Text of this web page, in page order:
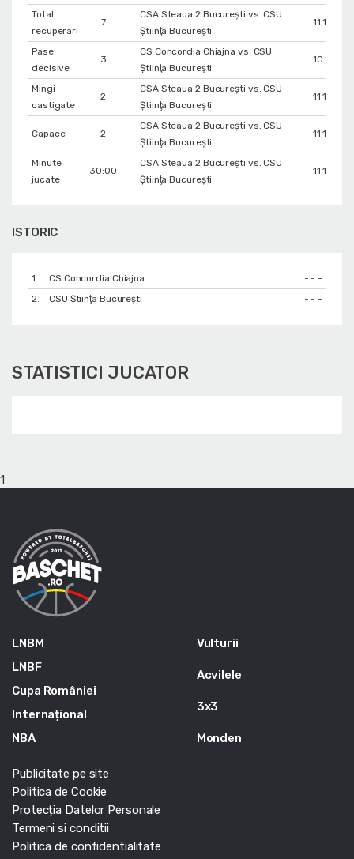
Total
recuperari
7
CSA Steaua 2 București vs. CSU
Ştiinţa Bucureşti
Pase
decisive
3
CS Concordia Chiajna vs. CSU
Ştiinţa Bucureşti
Mingi
castigate
2
CSA Steaua 2 București vs. CSU
Ştiinţa Bucureşti
Capace 2
CSA Steaua 2 București vs. CSU
Ştiinţa Bucureşti
Minute
jucate
30:00
CSA Steaua 2 București vs. CSU
Ştiinţa Bucureşti
ISTORIC
1. CS Concordia Chiajna
- - -
2.
CSU Ştiinţa Bucureşti - - -
STATISTICI JUCATOR
1
LNBM
LNBF
Cupa României
Internațional
NBA
Vulturii
Acvilele
3x3
Monden
Publicitate pe site
Politica de Cookie
Protecția Datelor Personale
Termeni si conditii
Politica de confidentialitate